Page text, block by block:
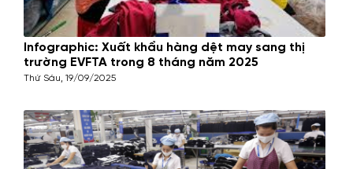
Infographic: Xuất khẩu hàng dệt may sang thị
trường EVFTA trong 8 tháng năm 2025
Thứ Sáu, 19/09/2025